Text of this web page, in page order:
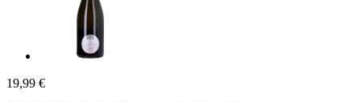
19,99 €